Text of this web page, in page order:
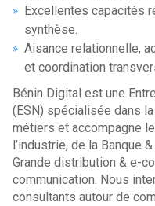
Excellentes capacités
synthèse.
Aisance relationnelle,
et coordination
Bénin Digital est une
(ESN) spécialisée dans
métiers et accompagne
l’industrie, de la Banque
Grande distribution & e-
communication. Nous
consultants autour de